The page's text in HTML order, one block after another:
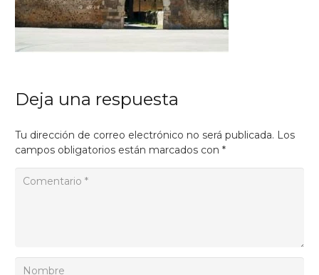
Deja una respuesta
Tu dirección de correo electrónico no será publicada. Los
campos obligatorios están marcados con *